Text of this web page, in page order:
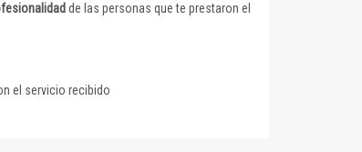
de las personas que te prestaron el
el servicio recibido